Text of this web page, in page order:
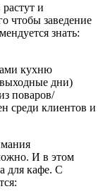
и
чтобы заведение
знать:
кухню
дни)
поваров/
среди клиентов и
И в этом
для кафе. С